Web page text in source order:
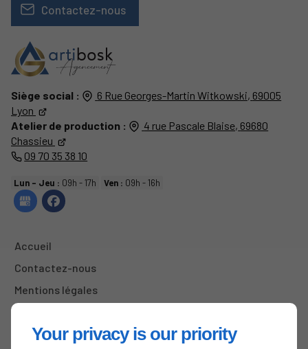
Your privacy is our priority
Siège social : 6 Rue Georges-Martin Witkowski, 69005
Lyon
Atelier de production :
4 rue Pascale Blaise, 69680
Chassieu
09 70 35 38 10
Lun - Jeu : 09h - 17h Ven : 09h - 16h
Accueil
Contactez-nous
Mentions légales
Contactez-nous